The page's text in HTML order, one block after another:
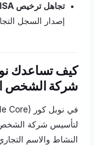
تجاهل ترخيص MISA
إصدار السجل
كيف تساعدك
شركة الشخص
لتأسيس شركة الشخص
النشاط والاسم